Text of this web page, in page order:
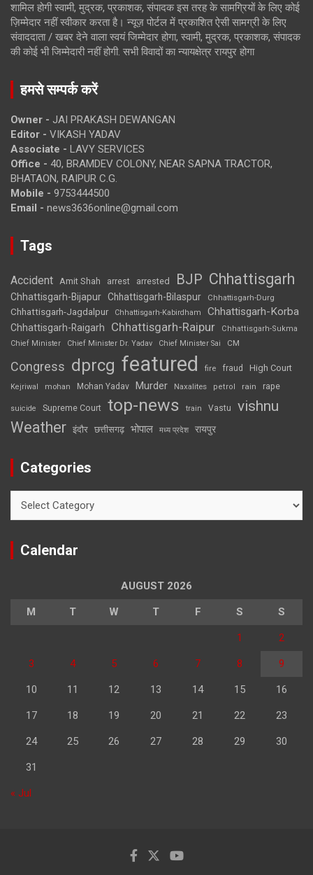
शामिल होगी स्वामी, मुद्रक, प्रकाशक, संपादक इस तरह के सामग्रियों के लिए कोई
ज़िम्मेदार नहीं स्वीकार करता है। न्यूज़ पोर्टल में प्रकाशित ऐसी सामग्री के लिए
संवाददाता / खबर देने वाला स्वयं जिम्मेदार होगा, स्वामी, मुद्रक, प्रकाशक, संपादक
की कोई भी जिम्मेदारी नहीं होगी. सभी विवादों का न्यायक्षेत्र रायपुर होगा
हमसे सम्पर्क करें
Owner - JAI PRAKASH DEWANGAN
Editor - VIKASH YADAV
Associate - LAVY SERVICES
Office - 40, BRAMDEV COLONY, NEAR SAPNA TRACTOR,
BHATAON, RAIPUR C.G.
Mobile - 9753444500
Email - news3636online@gmail.com
Tags
Accident Amit Shah arrest arrested BJP Chhattisgarh
Chhattisgarh-Bijapur Chhattisgarh-Bilaspur Chhattisgarh-Durg
Chhattisgarh-Jagdalpur Chhattisgarh-Kabirdham Chhattisgarh-Korba
Chhattisgarh-Raigarh Chhattisgarh-Raipur
Chhattisgarh-Sukma
Chief Minister
Chief Minister Dr. Yadav Chief Minister Sai CM
Congress dprcg featured fire fraud High Court
Kejriwal mohan Mohan Yadav Murder Naxalites petrol rain rape
suicide Supreme Court top-news train Vastu vishnu
Weather इंदौर छत्तीसगढ़ भोपाल मध्य प्रदेश रायपुर
Categories
Calendar
AUGUST 2026
M T W T F S S
1 2
3 4 5 6 7 8 9
10 11 12 13 14 15 16
17 18 19 20 21 22 23
24 25 26 27 28 29 30
31
« Jul